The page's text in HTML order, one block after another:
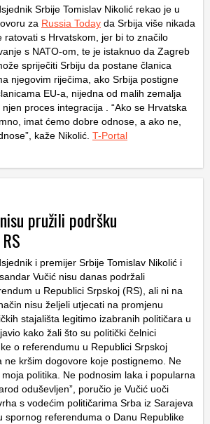
Srbije Tomislav Nikolić rekao je u
za Russia Today da Srbija više nikada
ratovati s Hrvatskom, jer bi to značilo
s NATO-om, te je istaknuo da Zagreb
spriječiti Srbiju da postane članica
njegovim riječima, ako Srbija postigne
EU-a, nijedna od malih zemalja
proces integracija . “Ako se Hrvatska
imat ćemo dobre odnose, a ako ne,
kaže Nikolić. T-Portal
pružili podršku
i premijer Srbije Tomislav Nikolić i
Vučić nisu danas podržali
u Republici Srpskoj (RS), ali ni na
nisu željeli utjecati na promjenu
stajališta legitimo izabranih političara u
kako žali što su politički čelnici
o referendumu u Republici Srpskoj
ne kršim dogovore koje postignemo. Ne
politika. Ne podnosim laka i popularna
oduševljen”, poručio je Vučić uoči
s vodećim političarima Srba iz Sarajeva
spornog referenduma o Danu Republike